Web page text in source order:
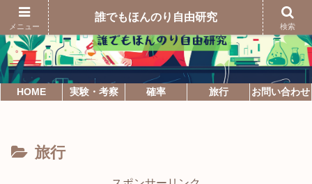
HOME 実験・考察 確率 旅行 お問い合わせ
旅行
メニュー
誰でもほんのり自由研究
検索